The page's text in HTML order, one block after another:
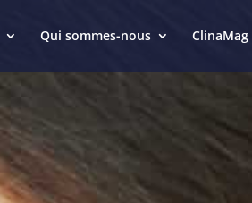
Qui sommes-nous ClinaMag